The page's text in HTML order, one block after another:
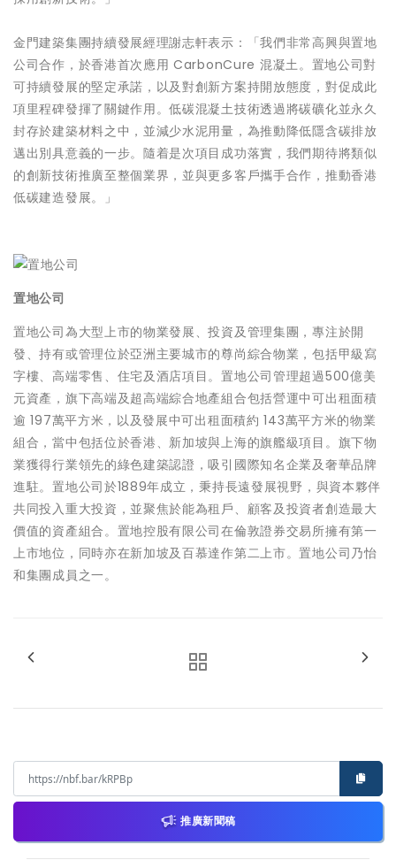
金門建築集團持續發展經理謝志軒表示：「我們非常高興與置地
公司合作，於香港首次應用 CarbonCure 混凝土。置地公司對
可持續發展的堅定承諾，以及對創新方案持開放態度，對促成此
項里程碑發揮了關鍵作用。低碳混凝土技術透過將碳礦化並永久
封存於建築材料之中，並減少水泥用量，為推動降低隱含碳排放
邁出別具意義的一步。隨着是次項目成功落實，我們期待將類似
的創新技術推廣至整個業界，並與更多客戶攜手合作，推動香港
低碳建造發展。」
置地公司
置地公司為大型上市的物業發展、投資及管理集團，專注於開
發、持有或管理位於亞洲主要城市的尊尚綜合物業，包括甲級寫
字樓、高端零售、住宅及酒店項目。置地公司管理超過500億美
元資產，旗下高端及超高端綜合地產組合包括營運中可出租面積
逾 197萬平方米，以及發展中可出租面積約 143萬平方米的物業
組合，當中包括位於香港、新加坡與上海的旗艦級項目。旗下物
業獲得行業領先的綠色建築認證，吸引國際知名企業及奢華品牌
進駐。置地公司於1889年成立，秉持長遠發展視野，與資本夥伴
共同投入重大投資，並聚焦於能為租戶、顧客及投資者創造最大
價值的資產組合。置地控股有限公司在倫敦證券交易所擁有第一
上市地位，同時亦在新加坡及百慕達作第二上市。置地公司乃怡
和集團成員之一。
推廣新聞稿